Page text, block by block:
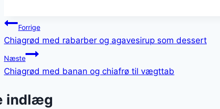
Indlægsnavigation
Forrige
Chiagrød med rabarber og agavesirup som dessert
Næste
Chiagrød med banan og chiafrø til vægttab
indlæg